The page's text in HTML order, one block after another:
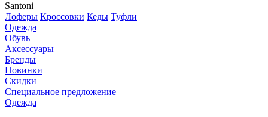
Santoni
Лоферы Кроссовки Кеды Туфли
Одежда
Обувь
Аксессуары
Бренды
Новинки
Скидки
Специальное предложение
Одежда